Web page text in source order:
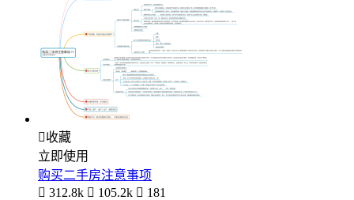
收藏
立即使用
购买二手房注意事项
 312.8k  105.2k  181